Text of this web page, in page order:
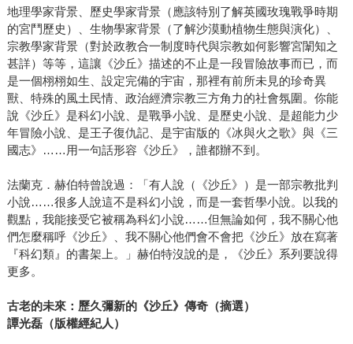
地理學家背景、歷史學家背景（應該特別了解英國玫瑰戰爭時期
的宮鬥歷史）、生物學家背景（了解沙漠動植物生態與演化）、
宗教學家背景（對於政教合一制度時代與宗教如何影響宮闈知之
甚詳）等等，這讓《沙丘》描述的不止是一段冒險故事而已，而
是一個栩栩如生、設定完備的宇宙，那裡有前所未見的珍奇異
獸、特殊的風土民情、政治經濟宗教三方角力的社會氛圍。你能
說《沙丘》是科幻小說、是戰爭小說、是歷史小說、是超能力少
年冒險小說、是王子復仇記、是宇宙版的《冰與火之歌》與《三
國志》……用一句話形容《沙丘》，誰都辦不到。
法蘭克．赫伯特曾說過：「有人說（《沙丘》）是一部宗教批判
小說……很多人說這不是科幻小說，而是一套哲學小說。以我的
觀點，我能接受它被稱為科幻小說……但無論如何，我不關心他
們怎麼稱呼《沙丘》、我不關心他們會不會把《沙丘》放在寫著
『科幻類』的書架上。」赫伯特沒說的是，《沙丘》系列要說得
更多。
古老的未來：歷久彌新的《沙丘》傳奇（摘選）
譚光磊（版權經紀人）